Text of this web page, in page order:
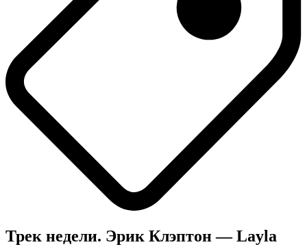
Трек недели. Эрик Клэптон — Layla